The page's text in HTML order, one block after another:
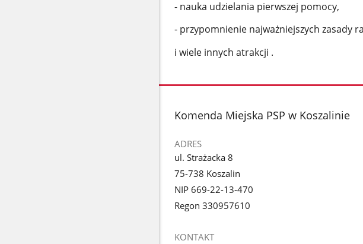
- nauka udzielania pierwszej pomocy,
- przypomnienie najważniejszych zasady
i wiele innych atrakcji .
stopka
Komenda Miejska PSP w Koszalinie
ADRES
ul. Strażacka 8
75-738 Koszalin
NIP 669-22-13-470
Regon 330957610
KONTAKT